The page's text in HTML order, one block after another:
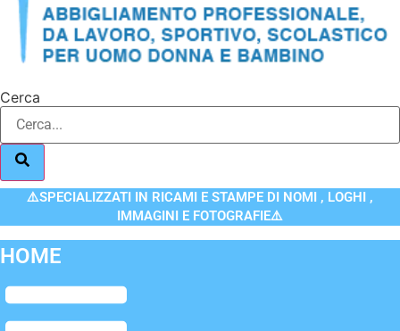
Cerca
⚠️SPECIALIZZATI IN RICAMI E STAMPE DI NOMI , LOGHI ,
IMMAGINI E FOTOGRAFIE⚠️
HOME
Flyout
Menu